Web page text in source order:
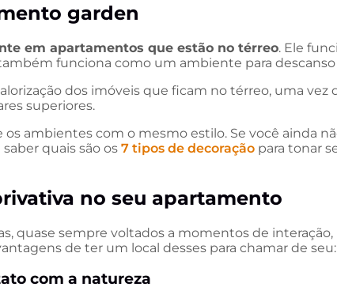
garden
em apartamentos que estão no térreo. Ele
funciona como um ambiente para descanso
dos imóveis que ficam no térreo, uma
superiores.
ambientes com o mesmo estilo. Se você ainda
quais são os 7 tipos de decoração para tonar
no seu apartamento
quase sempre voltados a momentos de interação,
de ter um local desses para chamar de seu:
com a natureza